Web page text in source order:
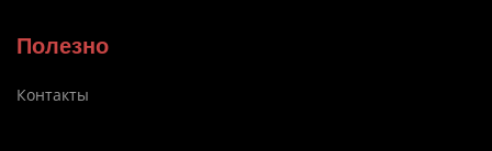
Полезно
Контакты